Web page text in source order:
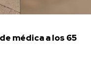
médica a los 65